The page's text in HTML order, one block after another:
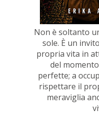
Non è soltanto
sole. È un
propria vita in
del
perfette; a
rispettare il
meraviglia